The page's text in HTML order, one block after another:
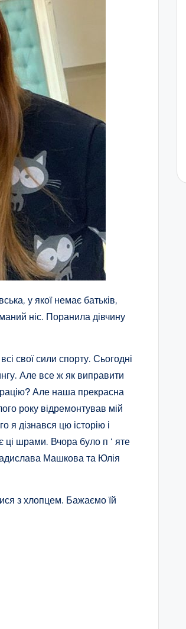
у якої немає батьків,
ніс. Поранила дівчину
свої сили спорту. Сьогодні
Але все ж як виправити
Але наша прекрасна
року відремонтував мій
я дізнався цю історію і
ці шрами. Вчора було п ‘ яте
Машкова та Юлія
з хлопцем. Бажаємо їй